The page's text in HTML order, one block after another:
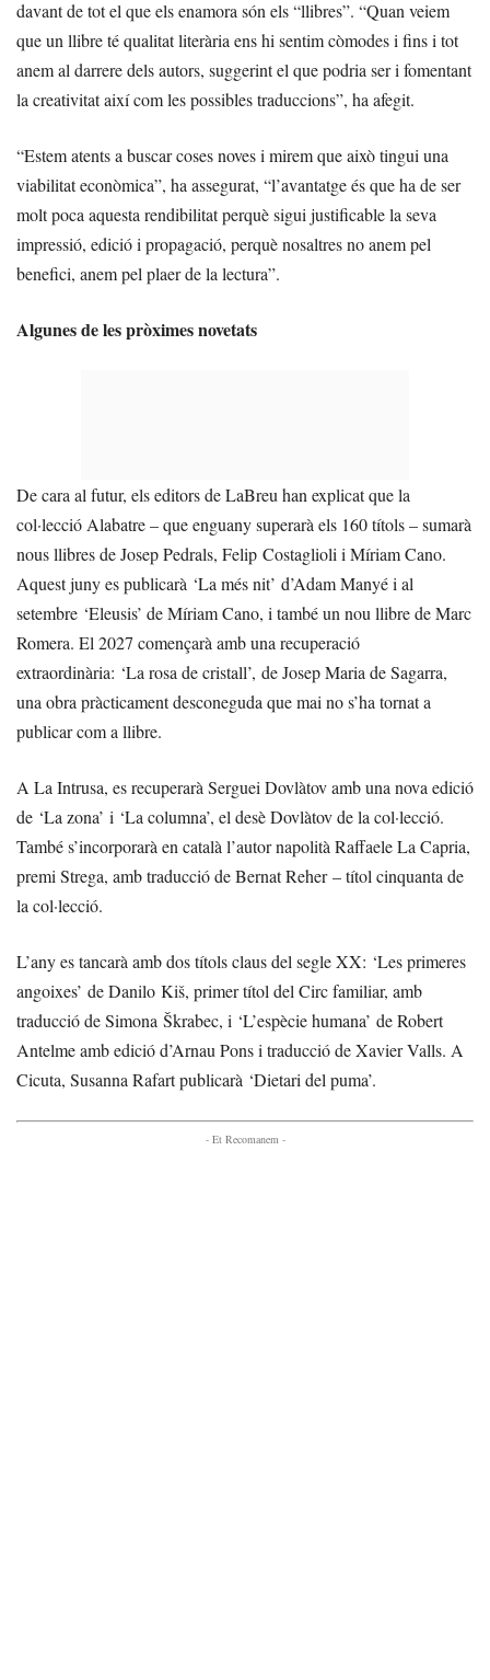
davant de tot el que els enamora són els “llibres”. “Quan veiem
que un llibre té qualitat literària ens hi sentim còmodes i fins i tot
anem al darrere dels autors, suggerint el que podria ser i fomentant
la creativitat així com les possibles traduccions”, ha afegit.
“Estem atents a buscar coses noves i mirem que això tingui una
viabilitat econòmica”, ha assegurat, “l’avantatge és que ha de ser
molt poca aquesta rendibilitat perquè sigui justificable la seva
impressió, edició i propagació, perquè nosaltres no anem pel
benefici, anem pel plaer de la lectura”.
Algunes de les pròximes novetats
De cara al futur, els editors de LaBreu han explicat que la
col·lecció Alabatre – que enguany superarà els 160 títols – sumarà
nous llibres de Josep Pedrals, Felip Costaglioli i Míriam Cano.
Aquest juny es publicarà ‘La més nit’ d’Adam Manyé i al
setembre ‘Eleusis’ de Míriam Cano, i també un nou llibre de Marc
Romera. El 2027 començarà amb una recuperació
extraordinària: ‘La rosa de cristall’, de Josep Maria de Sagarra,
una obra pràcticament desconeguda que mai no s’ha tornat a
publicar com a llibre.
A La Intrusa, es recuperarà Serguei Dovlàtov amb una nova edició
de ‘La zona’ i ‘La columna’, el desè Dovlàtov de la col·lecció.
També s’incorporarà en català l’autor napolità Raffaele La Capria,
premi Strega, amb traducció de Bernat Reher – títol cinquanta de
la col·lecció.
L’any es tancarà amb dos títols claus del segle XX: ‘Les primeres
angoixes’ de Danilo Kiš, primer títol del Circ familiar, amb
traducció de Simona Škrabec, i ‘L’espècie humana’ de Robert
Antelme amb edició d’Arnau Pons i traducció de Xavier Valls. A
Cicuta, Susanna Rafart publicarà ‘Dietari del puma’.
- Et Recomanem -